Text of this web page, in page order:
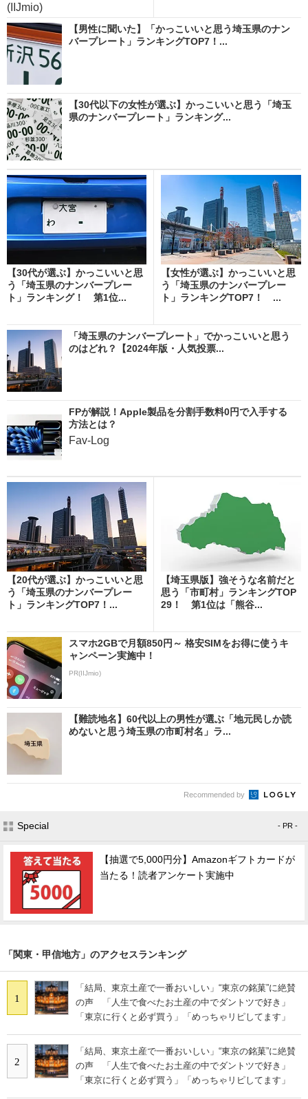
(IIJmio)
【男性に聞いた】「かっこいいと思う埼玉県のナン
バープレート」ランキングTOP7！...
【30代以下の女性が選ぶ】かっこいいと思う「埼玉
県のナンバープレート」ランキング...
【30代が選ぶ】かっこいいと思
う「埼玉県のナンバープレー
ト」ランキング！ 第1位...
【女性が選ぶ】かっこいいと思
う「埼玉県のナンバープレー
ト」ランキングTOP7！ ...
「埼玉県のナンバープレート」でかっこいいと思う
のはどれ？【2024年版・人気投票...
FPが解説！Apple製品を分割手数料0円で入手する
方法とは？
Fav-Log
【20代が選ぶ】かっこいいと思
う「埼玉県のナンバープレー
ト」ランキングTOP7！...
【埼玉県版】強そうな名前だと
思う「市町村」ランキングTOP
29！ 第1位は「熊谷...
スマホ2GBで月額850円～ 格安SIMをお得に使うキ
ャンペーン実施中！
PR(IIJmio)
【難読地名】60代以上の男性が選ぶ「地元民しか読
めないと思う埼玉県の市町村名」ラ...
Recommended by
Special - PR -
【抽選で5,000円分】Amazonギフトカードが
当たる！読者アンケート実施中
「関東・甲信地方」のアクセスランキング
1
「結局、東京土産で一番おいしい」“東京の銘菓”に絶賛
の声 「人生で食べたお土産の中でダントツで好き」
「東京に行くと必ず買う」「めっちゃリピしてます」
2
「結局、東京土産で一番おいしい」“東京の銘菓”に絶賛
の声 「人生で食べたお土産の中でダントツで好き」
「東京に行くと必ず買う」「めっちゃリピしてます」